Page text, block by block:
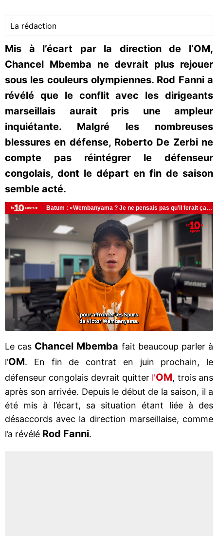
La rédaction
Mis à l’écart par la direction de l’OM,
Chancel Mbemba ne devrait plus rejouer
sous les couleurs olympiennes. Rod Fanni a
révélé que le conflit avec les dirigeants
marseillais aurait pris une ampleur
inquiétante. Malgré les nombreuses
blessures en défense, Roberto De Zerbi ne
compte pas réintégrer le défenseur
congolais, dont le départ en fin de saison
semble acté.
Le cas Chancel Mbemba fait beaucoup parler à
l’OM. En fin de contrat en juin prochain, le
défenseur congolais devrait quitter l'OM, trois ans
après son arrivée. Depuis le début de la saison, il a
été mis à l’écart, sa situation étant liée à des
désaccords avec la direction marseillaise, comme
l’a révélé Rod Fanni.